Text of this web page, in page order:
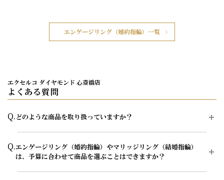
エンゲージリング（婚約指輪）一覧
エクセルコ ダイヤモンド 心斎橋店
よくある質問
Q.どのような商品を取り扱っていますか？
種類・マリッジリング（結婚指輪）約550種類、その他セットリン
グ・エタニティリングなどのブライダルジュエリーを中心に、ネック
Q.エンゲージリング（婚約指輪）やマリッジリング（結婚指輪）
は、予算に合わせて商品を選ぶことはできますか？